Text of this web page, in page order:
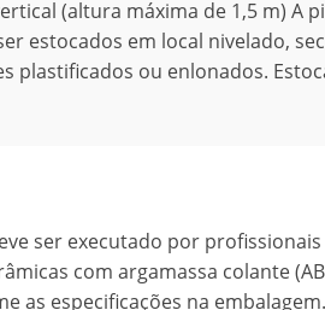
(altura máxima de 1,5 m) A
estocados em local nivelado,
plastificados ou enlonados.
ser executado por
com argamassa colante
as especificações na embalagem.